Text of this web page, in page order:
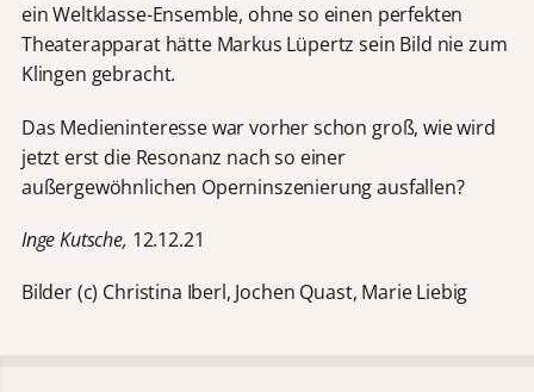
ein Weltklasse-Ensemble, ohne so einen perfekten
Theaterapparat hätte Markus Lüpertz sein Bild nie zum
Klingen gebracht.
Das Medieninteresse war vorher schon groß, wie wird
jetzt erst die Resonanz nach so einer
außergewöhnlichen Operninszenierung ausfallen?
Inge Kutsche, 12.12.21
Bilder (c) Christina Iberl, Jochen Quast, Marie Liebig